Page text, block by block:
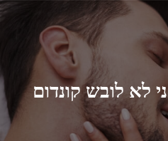
לא לובש קונדום